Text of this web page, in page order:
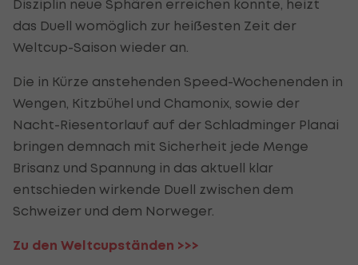
Disziplin neue Sphären erreichen konnte, heizt
das Duell womöglich zur heißesten Zeit der
Weltcup-Saison wieder an.
Die in Kürze anstehenden Speed-Wochenenden in
Wengen, Kitzbühel und Chamonix, sowie der
Nacht-Riesentorlauf auf der Schladminger Planai
bringen demnach mit Sicherheit jede Menge
Brisanz und Spannung in das aktuell klar
entschieden wirkende Duell zwischen dem
Schweizer und dem Norweger.
Zu den Weltcupständen >>>